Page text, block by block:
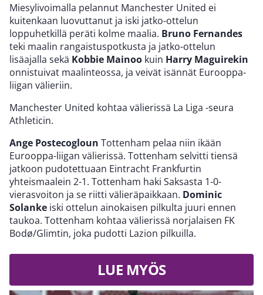
Miesylivoimalla pelannut Manchester United ei
kuitenkaan luovuttanut ja iski jatko-ottelun
loppuhetkillä peräti kolme maalia. Bruno Fernandes
teki maalin rangaistuspotkusta ja jatko-ottelun
lisäajalla sekä Kobbie Mainoo kuin Harry Maguirekin
onnistuivat maalinteossa, ja veivät isännät Eurooppa-
liigan välieriin.
Manchester United kohtaa välierissä La Liga -seura
Athleticin.
Ange Postecogloun Tottenham pelaa niin ikään
Eurooppa-liigan välierissä. Tottenham selvitti tiensä
jatkoon pudotettuaan Eintracht Frankfurtin
yhteismaalein 2-1. Tottenham haki Saksasta 1-0-
vierasvoiton ja se riitti välieräpaikkaan. Dominic
Solanke iski ottelun ainokaisen pilkulta juuri ennen
taukoa. Tottenham kohtaa välierissä norjalaisen FK
Bodø/Glimtin, joka pudotti Lazion pilkuilla.
LUE MYÖS